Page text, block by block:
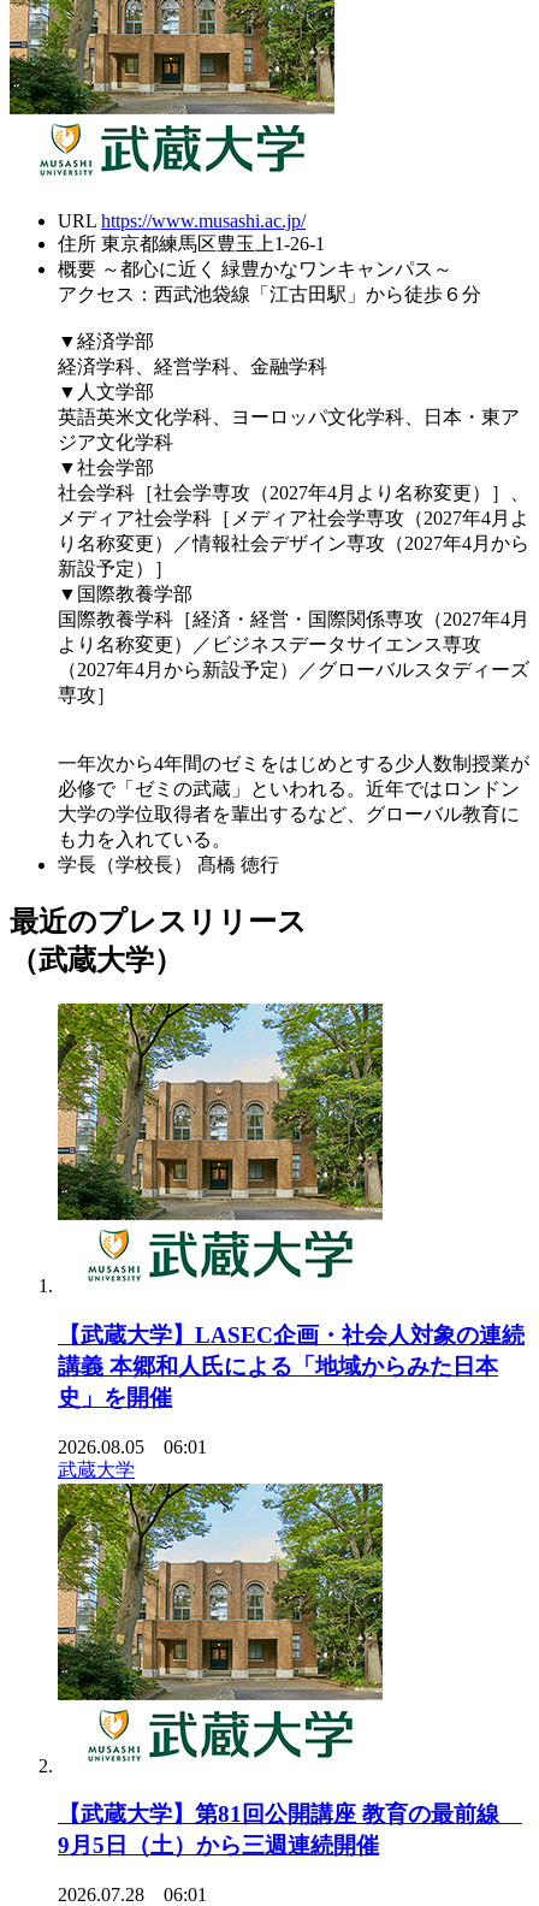
URL https://www.musashi.ac.jp/
住所 東京都練馬区豊玉上1-26-1
概要 ～都心に近く 緑豊かなワンキャンパス～
アクセス：西武池袋線「江古田駅」から徒歩６分
▼経済学部
経済学科、経営学科、金融学科
▼人文学部
英語英米文化学科、ヨーロッパ文化学科、日本・東ア
ジア文化学科
▼社会学部
社会学科［社会学専攻（2027年4月より名称変更）］、
メディア社会学科［メディア社会学専攻（2027年4月よ
り名称変更）／情報社会デザイン専攻（2027年4月から
新設予定）］
▼国際教養学部
国際教養学科［経済・経営・国際関係専攻（2027年4月
より名称変更）／ビジネスデータサイエンス専攻
（2027年4月から新設予定）／グローバルスタディーズ
専攻］
一年次から4年間のゼミをはじめとする少人数制授業が
必修で「ゼミの武蔵」といわれる。近年ではロンドン
大学の学位取得者を輩出するなど、グローバル教育に
も力を入れている。
学長（学校長）
髙橋 徳行
最近のプレスリリース
（武蔵大学）
【武蔵大学】LASEC企画・社会人対象の連続
講義 本郷和人氏による「地域からみた日本
史」を開催
2026.08.05 06:01
武蔵大学
【武蔵大学】第81回公開講座 教育の最前線
9月5日（土）から三週連続開催
2026.07.28 06:01